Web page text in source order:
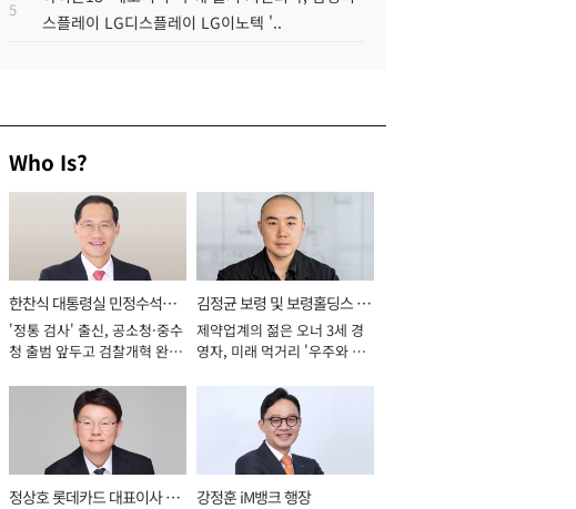
5
스플레이 LG디스플레이 LG이노텍 '..
Who Is?
한찬식 대통령실 민정수석비
서관
'정통 검사' 출신, 공소청·중수
청 출범 앞두고 검찰개혁 완수
김정균 보령 및 보령홀딩스 대
표이사 사장
제약업계의 젊은 오너 3세 경
영자, 미래 먹거리 '우주와 헬
정상호 롯데카드 대표이사 사
강정훈 iM뱅크 행장